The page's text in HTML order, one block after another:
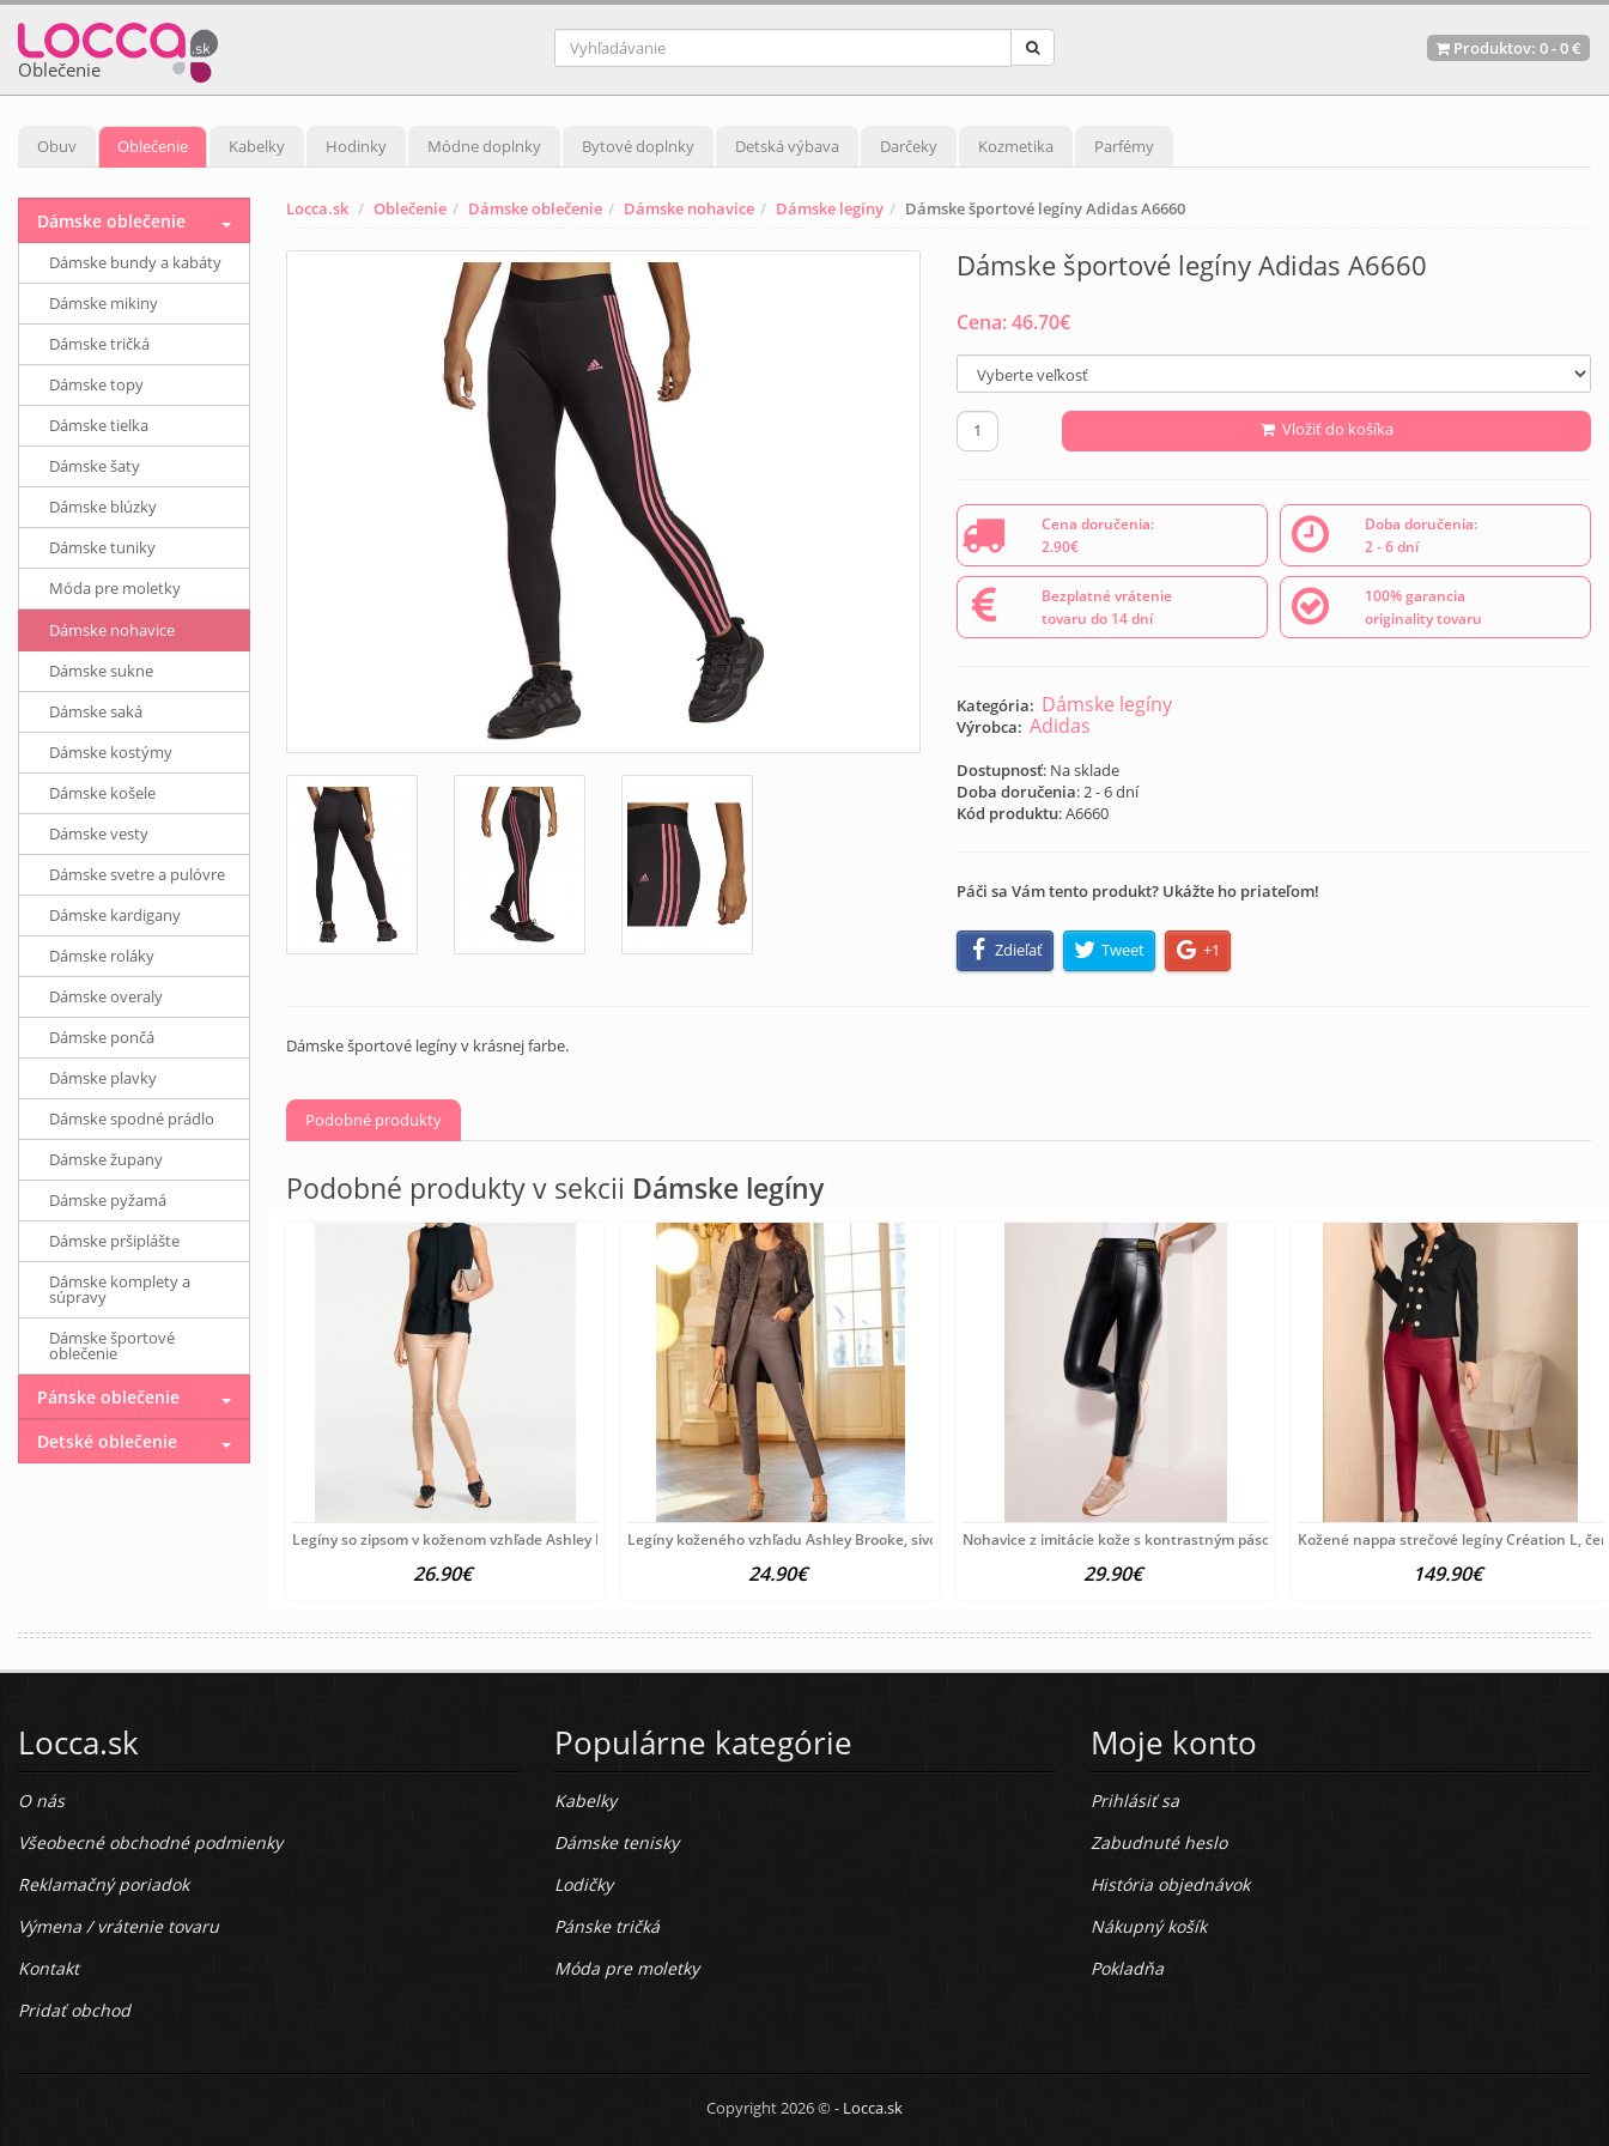
Oblečenie
Produktov: 0-0 €
Obuv Oblečenie Kabelky Hodinky Módne doplnky Bytové doplnky Detská výbava Darčeky Kozmetika Parfémy
Locca.sk Oblečenie Dámske oblečenie Dámske nohavice Dámske legíny Dámske športové legíny Adidas A6660
Dámske športové legíny Adidas A6660
Cena:46.70€
Vložiť do košíka
Cena doručenia:
2.90€
Doba doručenia:
2 - 6 dní
Bezplatné vrátenie
tovaru do 14 dní
100% garancia
originality tovaru
Kategória: Dámske legíny
Výrobca: Adidas
Dostupnosť: Na sklade
Doba doručenia: 2 - 6 dní
Kód produktu:A6660
Páči sa Vám tento produkt? Ukážte ho priateľom!
Zdieľať Tweet +1
Dámske športové legíny v krásnej farbe.
Podobné produkty
Podobné produkty v sekcii Dámske legíny
Legíny so zipsom v koženom vzhľade Ashley Brooke, marhuľové
26.90€
Legíny koženého vzhľadu Ashley Brooke, sivobéžové
24.90€
Nohavice z imitácie kože s kontrastným pásom Witt Weiden,
29.90€
Kožené nappa strečové legíny Création L,
149.90€
Dámske oblečenie
Dámske bundy a kabáty
Dámske mikiny
Dámske tričká
Dámske topy
Dámske tielka
Dámske šaty
Dámske blúzky
Dámske tuniky
Móda pre moletky
Dámske nohavice
Dámske sukne
Dámske saká
Dámske kostýmy
Dámske košele
Dámske vesty
Dámske svetre a pulóvre
Dámske kardigany
Dámske roláky
Dámske overaly
Dámske pončá
Dámske plavky
Dámske spodné prádlo
Dámske župany
Dámske pyžamá
Dámske pršiplášte
Dámske komplety a
súpravy
Dámske športové
oblečenie
Pánske oblečenie
Detské oblečenie
Locca.sk
O nás
Všeobecné obchodné podmienky
Reklamačný poriadok
Výmena / vrátenie tovaru
Kontakt
Pridať obchod
Populárne kategórie
Kabelky
Dámske tenisky
Lodičky
Pánske tričká
Móda pre moletky
Moje konto
Prihlásiť sa
Zabudnuté heslo
História objednávok
Nákupný košík
Pokladňa
Copyright 2026 © - Locca.sk